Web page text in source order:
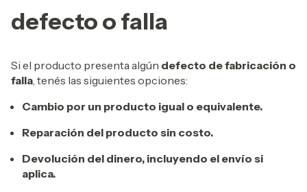
defecto o falla
Si el producto presenta algún defecto de fabricación o
falla, tenés las siguientes opciones:
Cambio por un producto igual o equivalente.
Reparación del producto sin costo.
Devolución del dinero, incluyendo el envío si
aplica.